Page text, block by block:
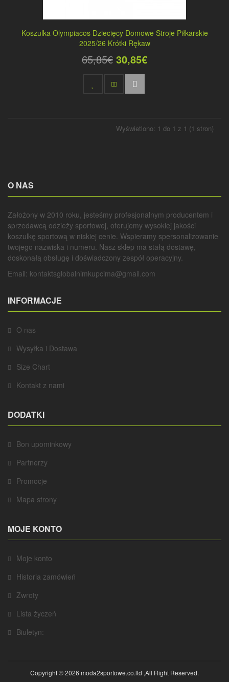
Koszulka Olympiacos Dziecięcy Domowe Stroje Piłkarskie
2025/26 Krótki Rękaw
65,85€ 30,85€
Wyświetlono: 1 do 1 z 1 (1 stron)
O NAS
Założony w 2010 roku, jesteśmy profesjonalnym producentem i
sprzedawcą odzieży sportowej, oferujemy wysokiej jakości
koszulkę sportową w niskiej cenie. Wspieramy spersonalizowanie
twojego nazwiska i numeru. Nasz sklep ma stałą dostawę,
doskonałą obsługę i doświadczony zespół operacyjny.
Email: kontaktsglobalnimkupcima@gmail.com
INFORMACJE
O nas
Wysyłka i Dostawa
Size Chart
Kontakt z nami
DODATKI
Bon upominkowy
Partnerzy
Promocje
Mapa strony
MOJE KONTO
Moje konto
Historia zamówień
Zwroty
Lista życzeń
Biuletyn:
Copyright © 2026 moda2sportowe.co.ltd ,All Right Reserved.